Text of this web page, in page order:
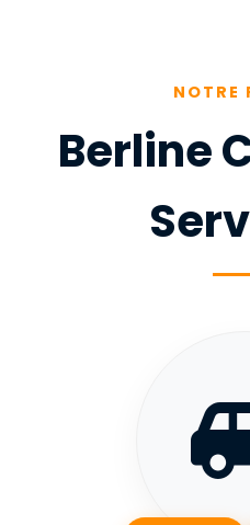
NOTRE
Berline